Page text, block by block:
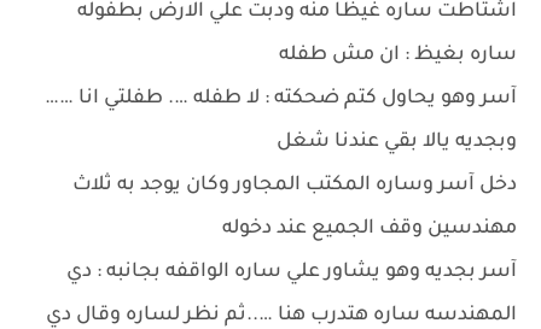
اشتاطت ساره غيظا منه ودبت علي الارض بطفوله
ساره بغيظ : ان مش طفله
آسر وهو يحاول كتم ضحكته : لا طفله …. طفلتي انا ……
وبجديه يالا بقي عندنا شغل
دخل آسر وساره المكتب المجاور وكان يوجد به ثلاث
مهندسين وقف الجميع عند دخوله
آسر بجديه وهو يشاور علي ساره الواقفه بجانبه : دي
المهندسه ساره هتدرب هنا …..ثم نظر لساره وقال دي